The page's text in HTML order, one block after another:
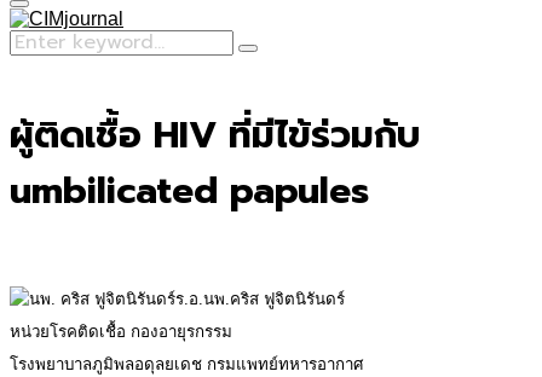
Primary
Menu
Search
for:
Search
ผู้ติดเชื้อ HIV ที่มีไข้ร่วมกับ
umbilicated papules
ร.อ.นพ.คริส ฟูจิตนิรันดร์
หน่วยโรคติดเชื้อ กองอายุรกรรม
โรงพยาบาลภูมิพลอดุลยเดช กรมแพทย์ทหารอากาศ